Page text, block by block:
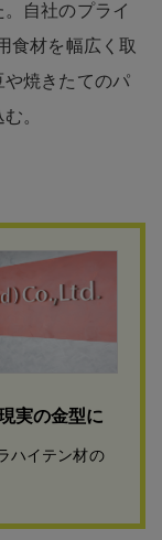
自社のプライ
食材を幅広く取
や焼きたてのパ
。
実の金型に
ハイテン材の